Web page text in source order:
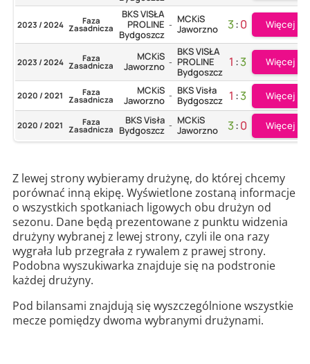
2023 / 2024 Faza
Zasadnicza
BKS VISŁA
PROLINE
Bydgoszcz
- MCKiS
Jaworzno
3:0 Więcej
2023 / 2024 Faza
Zasadnicza
MCKiS
Jaworzno -
BKS VISŁA
PROLINE
Bydgoszcz
1 :3 Więcej
2020 / 2021 Faza
Zasadnicza
MCKiS
Jaworzno - BKS Visła
Bydgoszcz 1 :3 Więcej
2020 / 2021 Faza
Zasadnicza
BKS Visła
Bydgoszcz - MCKiS
Jaworzno
3:0 Więcej
Z lewej strony wybieramy drużynę, do której chcemy
porównać inną ekipę. Wyświetlone zostaną informacje
o wszystkich spotkaniach ligowych obu drużyn od
sezonu. Dane będą prezentowane z punktu widzenia
drużyny wybranej z lewej strony, czyli ile ona razy
wygrała lub przegrała z rywalem z prawej strony.
Podobna wyszukiwarka znajduje się na podstronie
każdej drużyny.
Pod bilansami znajdują się wyszczególnione wszystkie
mecze pomiędzy dwoma wybranymi drużynami.